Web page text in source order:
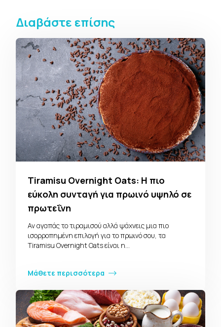
Διαβάστε επίσης
Tiramisu Overnight Oats: Η πιο
εύκολη συνταγή για πρωινό υψηλό σε
πρωτεΐνη
Αν αγαπάς το τιραμισού αλλά ψάχνεις μια πιο
ισορροπημένη επιλογή για το πρωινό σου, τα
Tiramisu Overnight Oats είναι η…
Μάθετε περισσότερα